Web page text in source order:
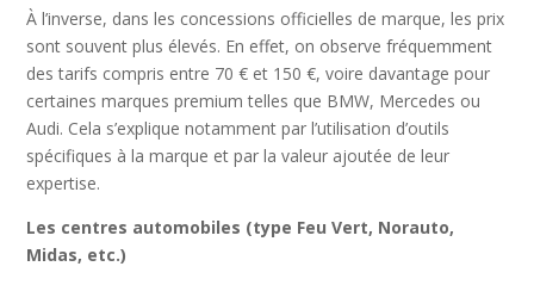
À l’inverse, dans les concessions officielles de marque, les prix
sont souvent plus élevés. En effet, on observe fréquemment
des tarifs compris entre 70 € et 150 €, voire davantage pour
certaines marques premium telles que BMW, Mercedes ou
Audi. Cela s’explique notamment par l’utilisation d’outils
spécifiques à la marque et par la valeur ajoutée de leur
expertise.
Les centres automobiles (type Feu Vert, Norauto,
Midas, etc.)